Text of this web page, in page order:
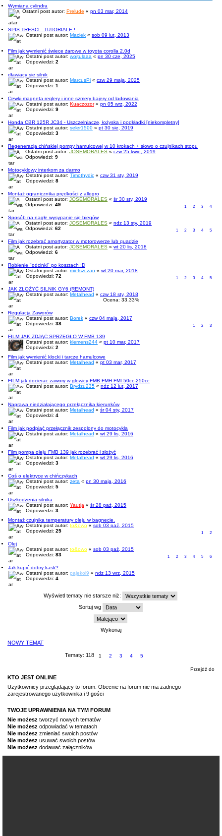
Wymiana cylindra
Ostatni post autor: Prelude « pn 03 mar, 2014
SPIS TREŚCI - TUTORIALE !
Ostatni post autor: Maciek « sob 09 lut, 2013
Film jak wymienić świece żarowe w toyota corolla 2.0d
Ostatni post autor: wojtulaaa « pn 30 cze, 2025
Odpowiedzi: 2
dławiacy sie silnik
Ostatni post autor: MarcusPi « czw 29 maja, 2025
Odpowiedzi: 1
Cewki magneta reglery i inne szmery bajery od ładowania
Ostatni post autor: Kuaczozor« pn 05 wrz, 2022
Odpowiedzi: 9
Honda CBR 125R JC34 - Uszczelniacze, łożyska i podkładki [niekompletny]
Ostatni post autor: seler1500 « pt 30 sie, 2019
Odpowiedzi: 3
Regeneracja chińskiej pompy hamulcowej w 10 krokach + słowo o czujnikach stopu
Ostatni post autor: JOSEMORALES « czw 25 kwie, 2019
Odpowiedzi: 9
Motocyklowy interkom za darmo
Ostatni post autor: Timothydic « czw 31 sty, 2019
Odpowiedzi: 8
Montaż ogranicznika prędkości z allegro
Ostatni post autor: JOSEMORALES « śr 30 sty, 2019
Odpowiedzi: 49 1 2 3 4
Sposób na nagłe wysypanie się biegów
Ostatni post autor: JOSEMORALES « ndz 13 sty, 2019
Odpowiedzi: 62 1 2 3 4 5
Film jak rozebrać amortyzator w motorowerze lub quadzie
Ostatni post autor: JOSEMORALES « wt 20 lis, 2018
Odpowiedzi: 6
Robienie "odcinki" po kosztach :D
Ostatni post autor: mietszczan « wt 20 mar, 2018
Odpowiedzi: 72 1 2 3 4 5
JAK ZŁOŻYĆ SILNIK GY6 (REMONT)
Ostatni post autor: Metalhead « czw 18 sty, 2018
Ocena: 33.33%
Regulacja Zaworów
Ostatni post autor: Borek « czw 04 maja, 2017
Odpowiedzi: 38 1 2 3
FILM JAK ZDJĄĆ SPRZĘGŁO W FMB 139
Ostatni post autor: klemens244 « pt 10 mar, 2017
Odpowiedzi: 2
Film jak wymienić klocki i tarcze hamulcowe
Ostatni post autor: Metalhead « pt 03 mar, 2017
FILM jak docierac zawory w glowicy FMB FMH FMI 50cc-250cc
Ostatni post autor: Brydzu235 « ndz 12 lut, 2017
Naprawa niedziałającego przełącznika kierunków
Ostatni post autor: Metalhead « śr 04 sty, 2017
Odpowiedzi: 4
Film jak podpiąć przełącznik zespolony do motocykla
Ostatni post autor: Metalhead « wt 29 lis, 2016
Film pompa oleju FMB 139 jak rozebrać i złożyć
Ostatni post autor: Metalhead « wt 29 lis, 2016
Odpowiedzi: 3
Coś o elektryce w chińczykach
Ostatni post autor: zeta « pn 30 maja, 2016
Odpowiedzi: 5
Uszkodzenia silnika
Ostatni post autor: Yautja « śr 28 paź, 2015
Odpowiedzi: 3
Montaż czujnika temperatury oleju w bagnecie.
Ostatni post autor: to&owo « sob 03 paź, 2015
Odpowiedzi: 25 1 2
Olej
Ostatni post autor: to&owo « sob 03 paź, 2015
Odpowiedzi: 83 1 2 3 4 5 6
Jak kupić dobry kask?
Ostatni post autor: pajekol9 « ndz 13 wrz, 2015
Odpowiedzi: 4
Wyświetl tematy nie starsze niż:
Sortuj wg
NOWY TEMAT
Tematy: 118 1 2 3 4 5
Przejdź do
KTO JEST ONLINE
Użytkownicy przeglądający to forum: Obecnie na forum nie ma żadnego
zarejestrowanego użytkownika i 9 gości
TWOJE UPRAWNIENIA NA TYM FORUM
Nie możesz tworzyć nowych tematów
Nie możesz odpowiadać w tematach
Nie możesz zmieniać swoich postów
Nie możesz usuwać swoich postów
Nie możesz dodawać załączników